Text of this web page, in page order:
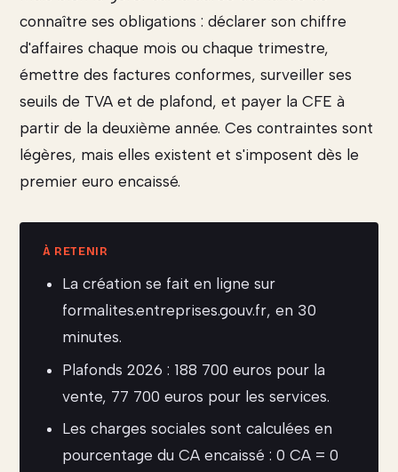
connaître ses obligations : déclarer son chiffre
d'affaires chaque mois ou chaque trimestre,
émettre des factures conformes, surveiller ses
seuils de TVA et de plafond, et payer la CFE à
partir de la deuxième année. Ces contraintes sont
légères, mais elles existent et s'imposent dès le
premier euro encaissé.
La création se fait en ligne sur
formalites.entreprises.gouv.fr, en 30
minutes.
Plafonds 2026 : 188 700 euros pour la
vente, 77 700 euros pour les services.
Les charges sociales sont calculées en
pourcentage du CA encaissé : 0 CA = 0